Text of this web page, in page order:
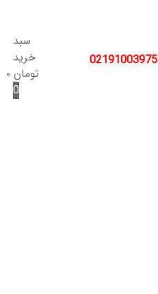
02191003975
سبد
خرید
تومان۰
0